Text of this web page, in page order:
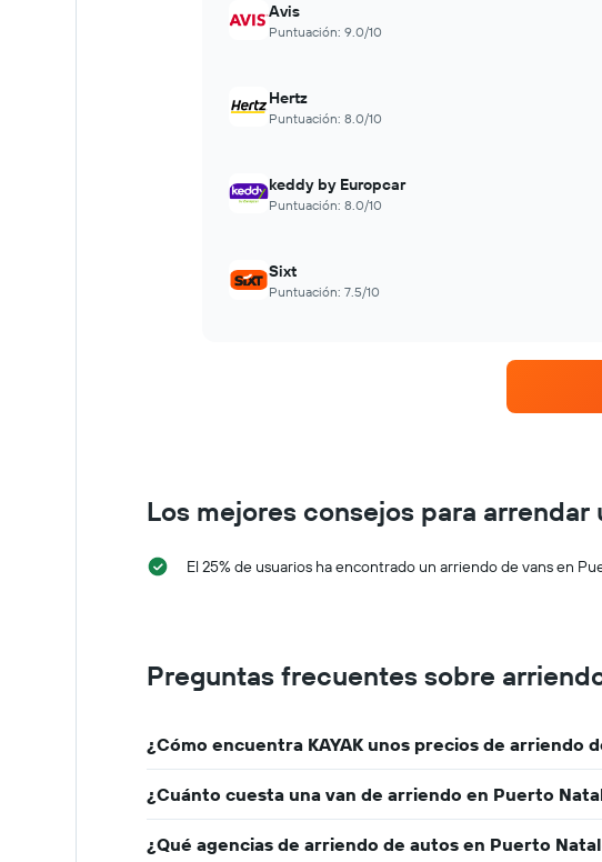
Avis
Puntuación: 9.0/10
Hertz
Puntuación: 8.0/10
keddy by Europcar
Puntuación: 8.0/10
Sixt
Puntuación: 7.5/10
Los mejores consejos para
El 25% de usuarios ha encontrado un arriendo de vans en
Preguntas frecuentes sobre
¿Cómo encuentra KAYAK unos precios de arriendo
¿Cuánto cuesta una van de arriendo en Puerto
¿Qué agencias de arriendo de autos en Puerto